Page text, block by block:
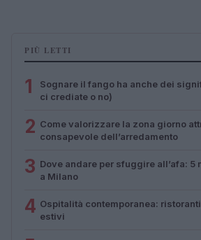
PIÙ LETTI
1
Sognare il fango ha anche dei
ci crediate o no)
2 Come valorizzare la zona giorno
consapevole dell’arredamento
3 Dove andare per sfuggire all’afa:
a Milano
4 Ospitalità contemporanea:
estivi